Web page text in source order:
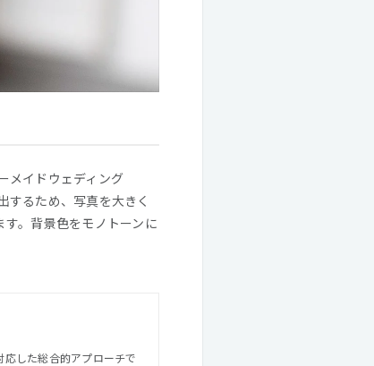
メイドウェディング
するため、写真を大きく
。背景色をモノトーンに
した総合的アプローチで